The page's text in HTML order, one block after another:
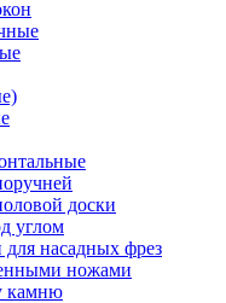
доски
углом
насадных фрез
ножами
камню